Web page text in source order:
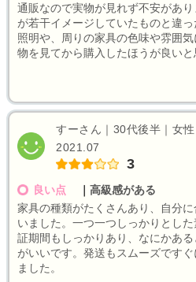
通販なので実物が見れず不安があ
が若干イメージしていたものと違
照明や、周りの家具の色味や雰囲
物を見てから購入したほうが良いと
すーさん｜30代後半｜女
2021.07
3
良い点
高級感がある
家具の種類がたくさんあり、自分
いました。一つ一つしっかりとし
証期間もしっかりあり、なにかあ
がいいです。発送もスムーズです
ました。